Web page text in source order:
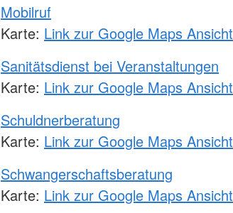
Mobilruf
Karte: Link zur Google Maps Ansicht
Sanitätsdienst bei Veranstaltungen
Karte: Link zur Google Maps Ansicht
Schuldnerberatung
Karte: Link zur Google Maps Ansicht
Schwangerschaftsberatung
Karte: Link zur Google Maps Ansicht